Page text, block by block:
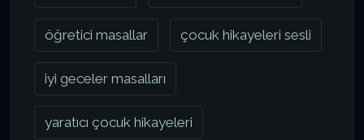
öğretici masallar çocuk hikayeleri sesli
iyi geceler masalları
yaratıcı çocuk hikayeleri